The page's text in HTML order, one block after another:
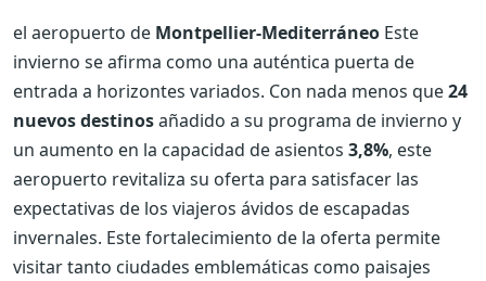
el aeropuerto de Montpellier-Mediterráneo Este
invierno se afirma como una auténtica puerta de
entrada a horizontes variados. Con nada menos que24
nuevos destinosañadido a su programa de invierno y
un aumento en la capacidad de asientos 3,8%, este
aeropuerto revitaliza su oferta para satisfacer las
expectativas de los viajeros ávidos de escapadas
invernales. Este fortalecimiento de la oferta permite
visitar tanto ciudades emblemáticas como paisajes